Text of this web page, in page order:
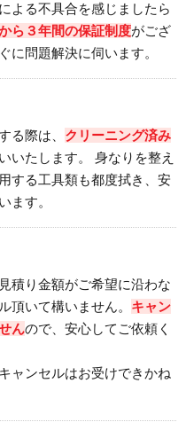
よる不具合を感じましたら
ら３年間の保証制度がござ
に問題解決に伺います。
る際は、 クリーニング済み
いたします。 身なりを整え
する工具類も都度拭き、安
ます。
積り金額がご希望に沿わな
頂いて構いません。 キャン
んので、安心してご依頼く
ャンセルはお受けできかね